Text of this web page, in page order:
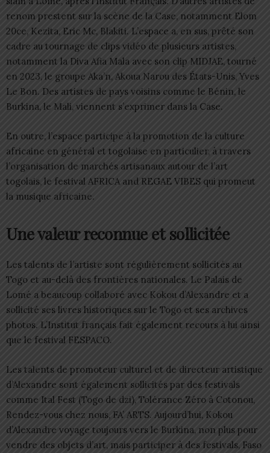
renom prestent sur la scène de la Case, notamment Elom
20ce, Kezita, Eric Mc, Blakiti. L’espace a, en sus, prêté son
cadre au tournage de clips vidéo de plusieurs artistes,
notamment la Diva Afia Mala avec son clip MIDJAE, tourné
en 2023, le groupe Aka’n, Akoua Narou des États-Unis, Yves
Le Bon. Des artistes de pays voisins comme le Bénin, le
Burkina, le Mali, viennent s’exprimer dans la Case.
En outre, l’espace participe à la promotion de la culture
africaine en général et togolaise en particulier, à travers
l’organisation de marchés artisanaux autour de l’art
togolais, le festival AFRICA and REGAE VIBES qui promeut
la musique africaine.
Une valeur reconnue et sollicitée
Les talents de l’artiste sont régulièrement sollicités au
Togo et au-delà des frontières nationales. Le Palais de
Lomé a beaucoup collaboré avec Kokou d’Alexandre et a
sollicité ses livres historiques sur le Togo et ses archives
photos. L’Institut français fait également recours à lui ainsi
que le festival FESPACO.
Les talents de promoteur culturel et de directeur artistique
d’Alexandre sont également sollicités par des festivals
comme Ital Fest (Togo de dzi), Tolérance Zéro à Cotonou,
Rendez-vous chez nous, FA’ ARTS. Aujourd’hui, Kokou
d’Alexandre voyage toujours vers le Burkina, non plus pour
vendre des objets d’art, mais participer à des festivals, Faso